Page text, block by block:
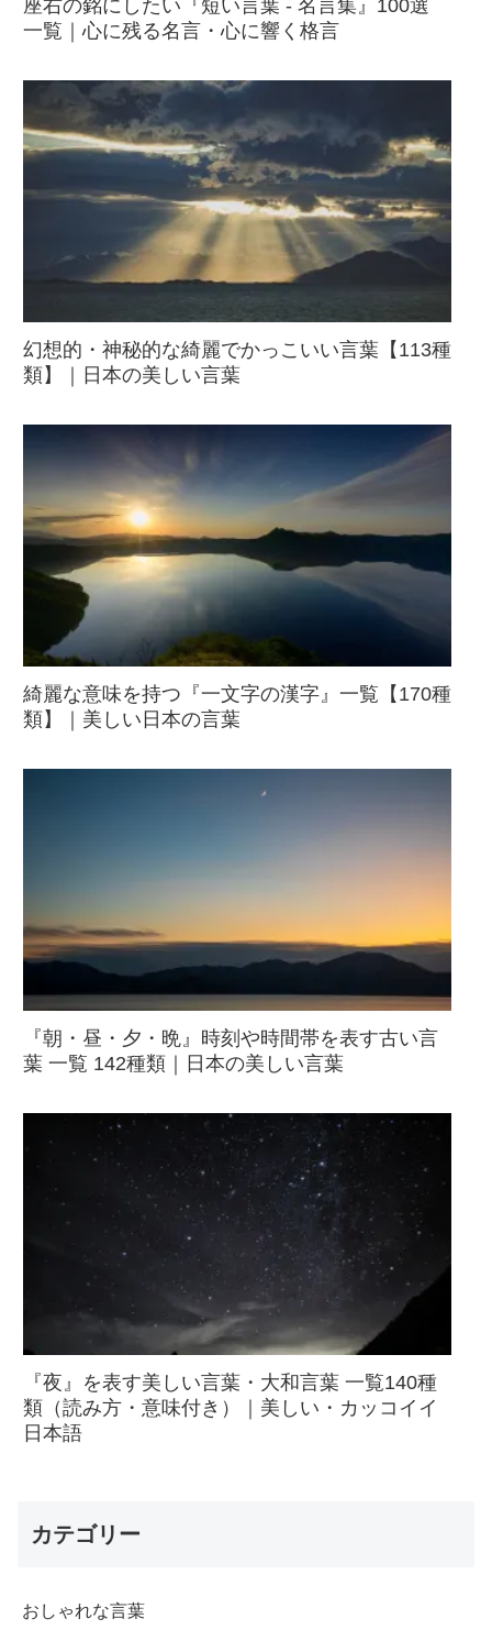
座右の銘にしたい『短い言葉 - 名言集』100選
一覧｜心に残る名言・心に響く格言
幻想的・神秘的な綺麗でかっこいい言葉【113種
類】｜日本の美しい言葉
綺麗な意味を持つ『一文字の漢字』一覧【170種
類】｜美しい日本の言葉
『朝・昼・夕・晩』時刻や時間帯を表す古い言
葉 一覧 142種類｜日本の美しい言葉
『夜』を表す美しい言葉・大和言葉 一覧140種
類（読み方・意味付き）｜美しい・カッコイイ
日本語
カテゴリー
おしゃれな言葉